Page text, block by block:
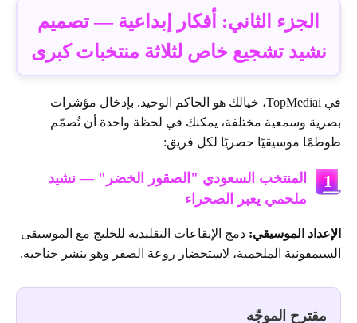
الجزء الثاني: أفكار إبداعية — تصميم
نشيد تشجيع خاص لثلاثة منتخبات كبرى
في TopMediai، خيالك هو الحاكم الوحيد. بإدخال مؤشرات
بصرية وسمعية مختلفة، يمكنك في لحظة واحدة أن تُصمّم
طوطمًا موسيقيًا حصريًا لكل فريق:
1
المنتخب السعودي "الصقور الخضر" — نشيد
ملحمي يعبر الصحراء
الإعداد الموسيقي: دمج الإيقاعات التقليدية للخليج مع الموسيقى
السيمفونية الملحمية، لاستحضار روعة الصقر وهو ينشر جناحيه.
مقترح الموجّه